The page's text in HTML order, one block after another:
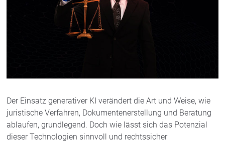
Der Einsatz generativer KI verändert die Art und Weise, wie
juristische Verfahren, Dokumentenerstellung und Beratung
ablaufen, grundlegend. Doch wie lässt sich das Potenzial
dieser Technologien sinnvoll und rechtssicher